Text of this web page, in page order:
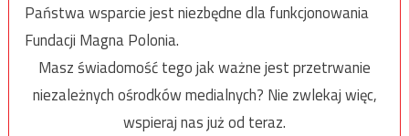
Państwa wsparcie jest niezbędne dla funkcjonowania
Fundacji Magna Polonia.
Masz świadomość tego jak ważne jest przetrwanie
niezależnych ośrodków medialnych? Nie zwlekaj więc,
wspieraj nas już od teraz.